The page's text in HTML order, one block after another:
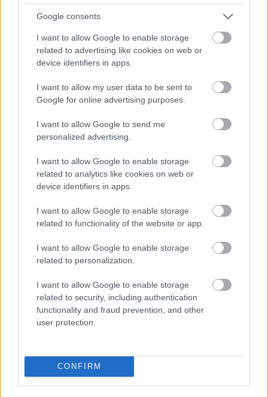
Google consents
I want to allow Google to enable storage
related to advertising like cookies on web or
device identifiers in apps.
I want to allow my user data to be sent to
Google for online advertising purposes.
I want to allow Google to send me
personalized advertising.
I want to allow Google to enable storage
related to analytics like cookies on web or
device identifiers in apps.
I want to allow Google to enable storage
related to functionality of the website or app.
I want to allow Google to enable storage
related to personalization.
I want to allow Google to enable storage
related to security, including authentication
functionality and fraud prevention, and other
user protection.
CONFIRM
- Szombat [2009.12.26.] Karácsonykor
megjelent a mi üdvözítő Istenünk
jósága és emberszeretete!
IGE, 3 FORDÍTÁSBANhttp://www.garainyh.hu ***
http://utmutato.blog.hu ***
[2009.12.26.] Ézs 12,5ApCsel 6,8 Énekeljétek,
hogy milyen fenséges…
- Péntek [2009.12.25.] Karácsonyi
arany-evangélium mindenkinek!
Andreas •2009. december 25.
*MINDEN NAPRA:1 MONDATBAN IS; 2 ÚTMUTATÓ
IGE, 3 FORDÍTÁSBANhttp://www.garainyh.hu ***
http://utmutato.blog.hu ***
http://www.garainyh.hu/utmutato- Péntek
[2009.12.25.] Zsolt 109,26Jn 3,16 Segíts meg,
- Csütörtök [2009.12.24.] Isten szava: